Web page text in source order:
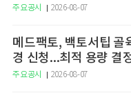
주요공시 2026-08-07
메드팩토, 백토서팁 골
경 신청...최적 용량 결
주요공시 2026-08-07